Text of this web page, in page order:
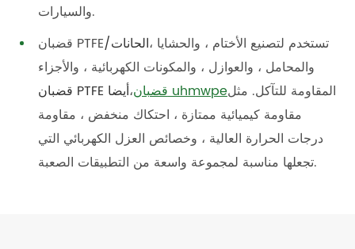
والسيارات.
قضبان PTFE /الحاناتتستخدم لتصنيع الأختام ، والحشايا ،
والمحامل ، والعوازل ، والمكونات الكهربائية ، والأجزاء
المقاومة للتآكل. مثلقضبان uhmwpe ،قضبان PTFE أيضا
مقاومة كيميائية ممتازة ، احتكاك منخفض ، مقاومة
درجات الحرارة العالية ، وخصائص العزل الكهربائي التي
تجعلها مناسبة لمجموعة واسعة من التطبيقات الصعبة.